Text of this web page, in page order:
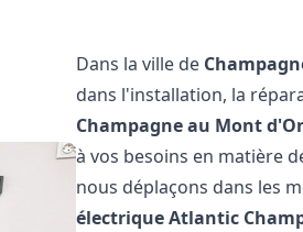
Dans la ville de
dans l'installation, la
Champagne au Mont d'Or
à vos besoins en matière
nous déplaçons dans les
électrique Atlantic